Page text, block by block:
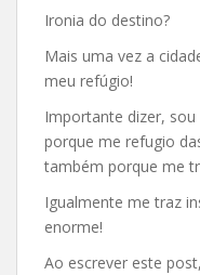
Ironia do destino?
Mais uma vez a
meu refúgio!
Importante dizer,
porque me refugio
também porque me
Igualmente me traz
enorme!
Ao escrever este